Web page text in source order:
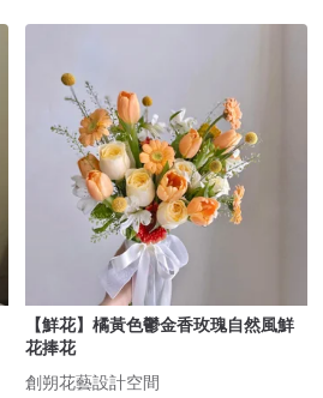
【鮮花】橘黃色鬱金香玫瑰自然風鮮
花捧花
創朔花藝設計空間